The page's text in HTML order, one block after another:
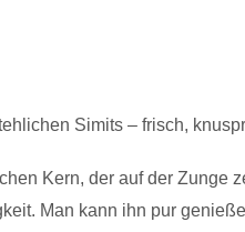
Simits – frisch,
Kern, der auf der Zunge
Man kann ihn pur